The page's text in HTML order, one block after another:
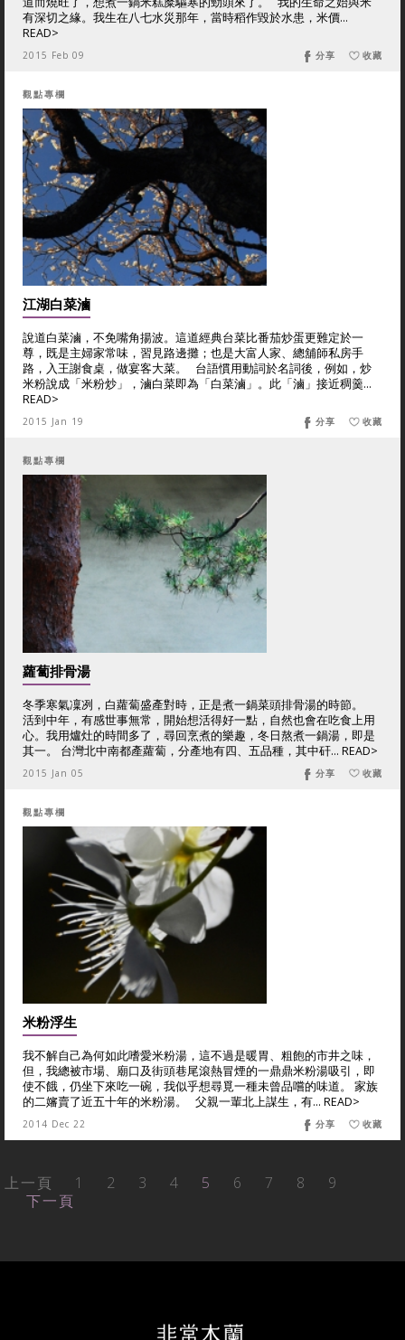
有深切之緣。我生在八七水災那年，當時稻作毀於水患，米價...
READ>
2015 Feb 09 收藏
分享
觀點專欄
江湖白菜滷
說道白菜滷，不免嘴角揚波。這道經典台菜比番茄炒蛋更難定於一
尊，既是主婦家常味，習見路邊攤；也是大富人家、總舖師私房手
路，入王謝食桌，做宴客大菜。 台語慣用動詞於名詞後，例如，炒
米粉說成「米粉炒」，滷白菜即為「白菜滷」。此「滷」接近稠羹...
READ>
2015 Jan 19 收藏
分享
觀點專欄
蘿蔔排骨湯
冬季寒氣凜冽，白蘿蔔盛產對時，正是煮一鍋菜頭排骨湯的時節。
活到中年，有感世事無常，開始想活得好一點，自然也會在吃食上用
心。我用爐灶的時間多了，尋回烹煮的樂趣，冬日熬煮一鍋湯，即是
其一。 台灣北中南都產蘿蔔，分產地有四、五品種，其中矸... READ>
2015 Jan 05 收藏
分享
觀點專欄
米粉浮生
我不解自己為何如此嗜愛米粉湯，這不過是暖胃、粗飽的市井之味，
但，我總被市場、廟口及街頭巷尾滾熱冒煙的一鼎鼎米粉湯吸引，即
使不餓，仍坐下來吃一碗，我似乎想尋覓一種未曾品嚐的味道。 家族
的二嬸賣了近五十年的米粉湯。 父親一輩北上謀生，有... READ>
2014 Dec 22 收藏
分享
上一頁 1 2 3 4 5 6 7 8
9
下一頁